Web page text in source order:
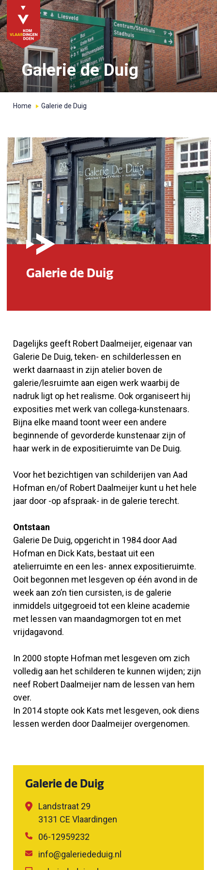
Galerie de Duig
Home Galerie de Duig
Galerie de Duig
Dagelijks geeft Robert Daalmeijer, eigenaar van
Galerie De Duig, teken- en schilderlessen en
werkt daarnaast in zijn atelier boven de
galerie/lesruimte aan eigen werk waarbij de
nadruk ligt op het realisme. Ook organiseert hij
exposities met werk van collega-kunstenaars.
Bijna elke maand toont weer een andere
beginnende of gevorderde kunstenaar zijn of
haar werk in de expositieruimte van De Duig.
Voor het bezichtigen van schilderijen van Aad
Hofman en/of Robert Daalmeijer kunt u het hele
jaar door -op afspraak- in de galerie terecht.
Ontstaan
Galerie De Duig, opgericht in 1984 door Aad
Hofman en Dick Kats, bestaat uit een
atelierruimte en een les- annex expositieruimte.
Ooit begonnen met lesgeven op één avond in de
week aan zo’n tien cursisten, is de galerie
inmiddels uitgegroeid tot een kleine academie
met lessen van maandagmorgen tot en met
vrijdagavond.
In 2000 stopte Hofman met lesgeven om zich
volledig aan het schilderen te kunnen wijden; zijn
neef Robert Daalmeijer nam de lessen van hem
over.
In 2014 stopte ook Kats met lesgeven, ook diens
lessen werden door Daalmeijer overgenomen.
Galerie de Duig
Landstraat 29
3131 CE Vlaardingen
06-12959232
info@galeriededuig.nl